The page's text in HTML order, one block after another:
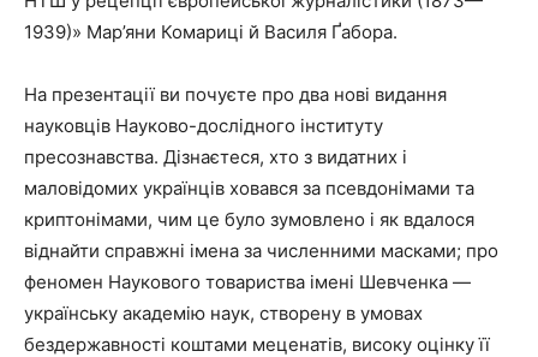
1939)» Мар’яни Комариці й Василя Ґабора.
На презентації ви почуєте про два нові видання
науковців Науково-дослідного інституту
пресознавства. Дізнаєтеся, хто з видатних і
маловідомих українців ховався за псевдонімами та
криптонімами, чим це було зумовлено і як вдалося
віднайти справжні імена за численними масками; про
феномен Наукового товариства імені Шевченка —
українську академію наук, створену в умовах
бездержавності коштами меценатів, високу оцінку її